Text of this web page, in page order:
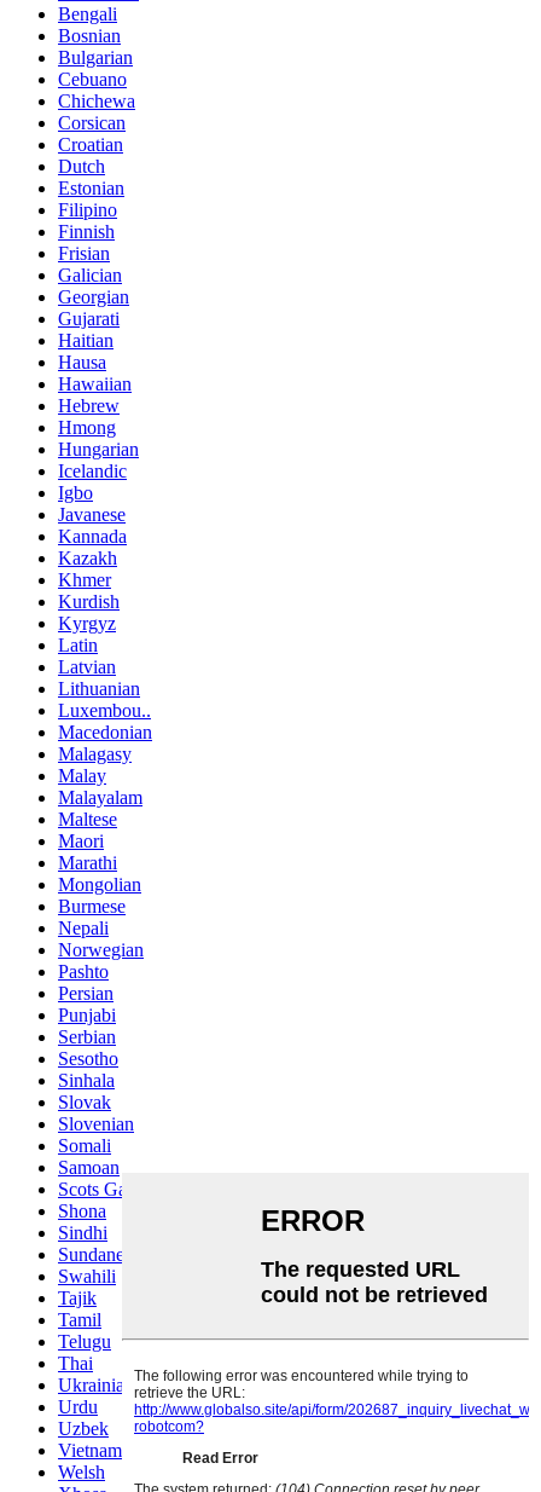
Bengali
Bosnian
Bulgarian
Cebuano
Chichewa
Corsican
Croatian
Dutch
Estonian
Filipino
Finnish
Frisian
Galician
Georgian
Gujarati
Haitian
Hausa
Hawaiian
Hebrew
Hmong
Hungarian
Icelandic
Igbo
Javanese
Kannada
Kazakh
Khmer
Kurdish
Kyrgyz
Latin
Latvian
Lithuanian
Luxembou..
Macedonian
Malagasy
Malay
Malayalam
Maltese
Maori
Marathi
Mongolian
Burmese
Nepali
Norwegian
Pashto
Persian
Punjabi
Serbian
Sesotho
Sinhala
Slovak
Slovenian
Somali
Samoan
Scots Gaelic
Shona
Sindhi
Sundanese
Swahili
Tajik
Tamil
Telugu
Thai
Ukrainian
Urdu
Uzbek
Vietnamese
Welsh